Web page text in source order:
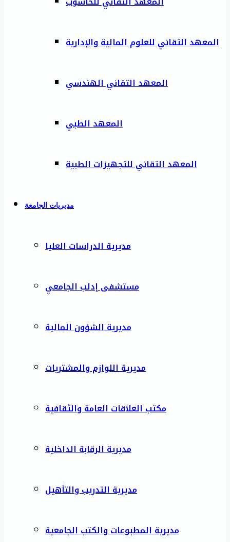
المعهد التقاني للعلوم المالية والإدارية
المعهد التقاني الهندسي
المعهد الطبي
المعهد التقاني للتجهيزات الطبية
مديريات الجامعة
مديرية الدراسات العليا
مستشفى إدلب الجامعي
مديرية الشؤون المالية
مديرية اللوازم والمشتريات
مكتب العلاقات العامة والثقافية
مديرية الرقابة الداخلية
مديرية التدريب والتأهيل
مديرية المطبوعات والكتب الجامعية